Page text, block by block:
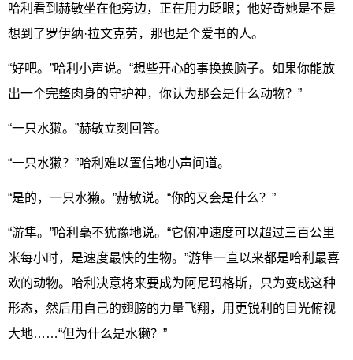
哈利看到赫敏坐在他旁边，正在用力眨眼；他好奇她是不是
想到了罗伊纳·拉文克劳，那也是个爱书的人。
“好吧。”哈利小声说。“想些开心的事换换脑子。如果你能放
出一个完整肉身的守护神，你认为那会是什么动物？”
“一只水獭。”赫敏立刻回答。
“一只水獭？”哈利难以置信地小声问道。
“是的，一只水獭。”赫敏说。“你的又会是什么？”
“游隼。”哈利毫不犹豫地说。“它俯冲速度可以超过三百公里
米每小时，是速度最快的生物。”游隼一直以来都是哈利最喜
欢的动物。哈利决意将来要成为阿尼玛格斯，只为变成这种
形态，然后用自己的翅膀的力量飞翔，用更锐利的目光俯视
大地……“但为什么是水獭？”